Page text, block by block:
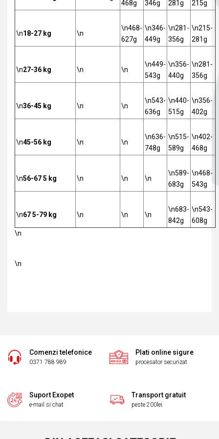
468g 346g 281g 215g
\n18-27 kg \n
\n468-
627g
\n346-
449g
\n281-
356g
\n215-
281g
\n27-36 kg \n \n
\n449-
543g
\n356-
440g
\n281-
356g
\n36-45 kg \n \n
\n543-
636g
\n440-
515g
\n356-
402g
\n45-56 kg \n \n
\n636-
748g
\n515-
589g
\n402-
468g
\n56-67 5 kg \n \n \n
\n589-
683g
\n468-
543g
\n67 5-79 kg \n \n \n
\n683-
842g
\n543-
608g
\n
\n
Comenzi telefonice
0371 788 989
Plati online sigure
procesator securizat
Suport Exopet
e-mail si chat
Transport gratuit
peste 200lei